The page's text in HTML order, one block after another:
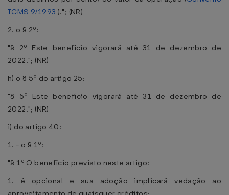
ICMS 9/1993 )."; (NR)
2. o § 2º:
"§ 2º Este benefício vigorará até 31 de dezembro de
2022."; (NR)
h) o § 5º do artigo 25:
"§ 5º Este benefício vigorará até 31 de dezembro de
2022."; (NR)
i) do artigo 40:
1. - o § 1º:
"§ 1º O benefício previsto neste artigo:
1. é opcional e sua adoção implicará vedação ao